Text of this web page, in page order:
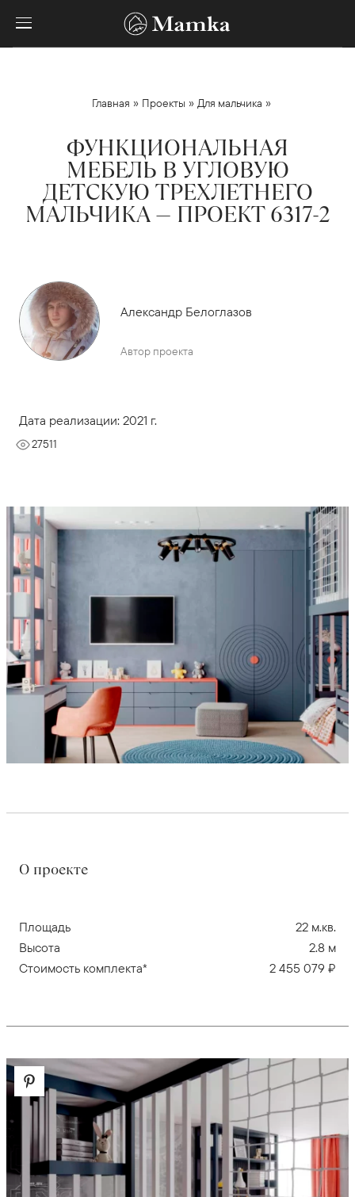
Главная » Проекты » Для мальчика »
ФУНКЦИОНАЛЬНАЯ
МЕБЕЛЬ В УГЛОВУЮ
ДЕТСКУЮ ТРЕХЛЕТНЕГО
МАЛЬЧИКА — ПРОЕКТ 6317-2
Александр Белоглазов
Автор проекта
Дата реализации: 2021 г.
27511
О проекте
Площадь
22 м.кв.
Высота
2.8 м
Стоимость комплекта*
2 455 079 ₽